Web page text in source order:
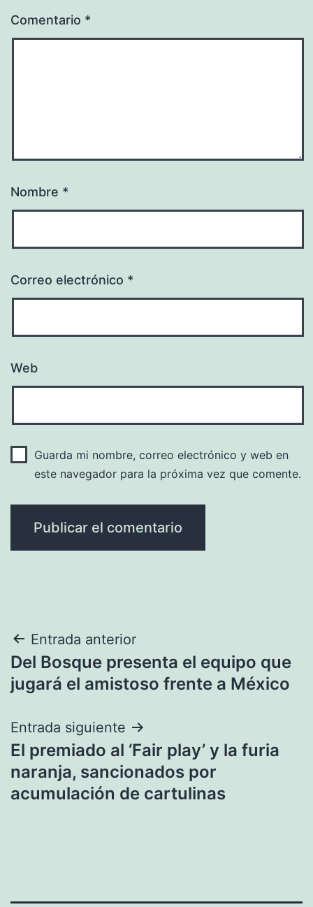
Comentario *
Nombre *
Correo electrónico *
Web
Guarda mi nombre, correo electrónico y web en
este navegador para la próxima vez que comente.
Navegación
de
Entrada anterior
Del Bosque presenta el equipo que
jugará el amistoso frente a México
Entrada siguiente
El premiado al ‘Fair play’ y la furia
naranja, sancionados por
acumulación de cartulinas